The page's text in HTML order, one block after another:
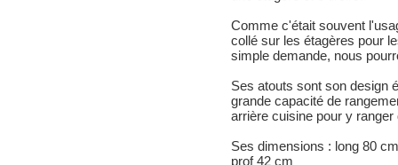
Comme c'était souvent
collé sur les étagères pour
simple demande, nous
Ses atouts sont son design
grande capacité de
arrière cuisine pour y
Ses dimensions : long 80
prof 42 cm